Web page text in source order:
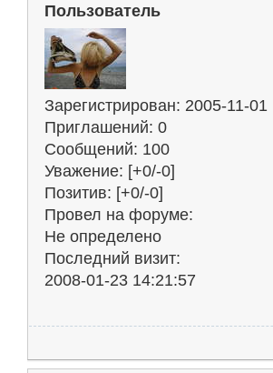
Пользователь
Зарегистрирован: 2005-11-01
Приглашений: 0
Сообщений: 100
Уважение: [+0/-0]
Позитив: [+0/-0]
Провел на форуме:
Не определено
Последний визит:
2008-01-23 14:21:57